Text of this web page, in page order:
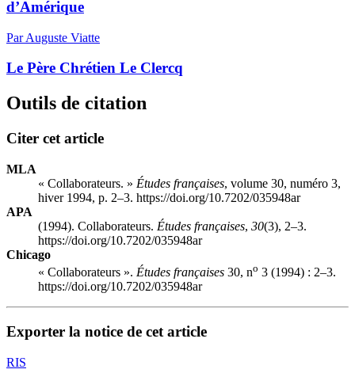
d’Amérique
Par Auguste Viatte
Le Père Chrétien Le Clercq
Outils de citation
Citer cet article
MLA
« Collaborateurs. » Études françaises, volume 30, numéro 3,
hiver 1994, p. 2–3. https://doi.org/10.7202/035948ar
APA
(1994). Collaborateurs. Études françaises, 30(3), 2–3.
https://doi.org/10.7202/035948ar
Chicago
« Collaborateurs ». Études françaises 30, no 3 (1994) : 2–3.
https://doi.org/10.7202/035948ar
Exporter la notice de cet article
RIS